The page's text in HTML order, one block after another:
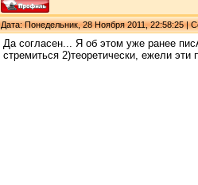
Дата: Понедельник, 28 Ноября 2011, 22:58:25 |
Да согласен... Я об этом уже ранее
стремиться 2)теоретически, ежели